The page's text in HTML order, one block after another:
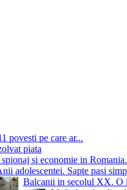
povesti pe care ar...
piata
si economie in
adolescentei. Sapte pasi
Balcanii in secolul XX. O